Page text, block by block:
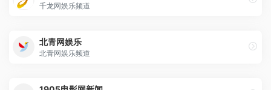
千龙网娱乐频道
北青网娱乐
北青网娱乐频道